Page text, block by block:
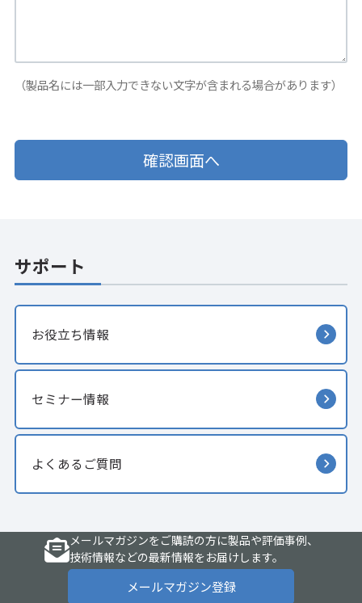
（製品名には一部入力できない文字が含まれる場合があります）
サポート
お役立ち情報
セミナー情報
よくあるご質問
メールマガジンをご購読の方に製品や評価事例、
技術情報などの最新情報をお届けします。
メールマガジン登録